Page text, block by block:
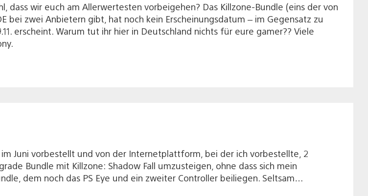
dass wir euch am Allerwertesten vorbeigehen? Das Killzone-Bundle (eins der von
bei zwei Anbietern gibt, hat noch kein Erscheinungsdatum – im Gegensatz zu
erscheint. Warum tut ihr hier in Deutschland nichts für eure gamer?? Viele
im Juni vorbestellt und von der Internetplattform, bei der ich vorbestellte, 2
Bundle mit Killzone: Shadow Fall umzusteigen, ohne dass sich mein
dem noch das PS Eye und ein zweiter Controller beiliegen. Seltsam…